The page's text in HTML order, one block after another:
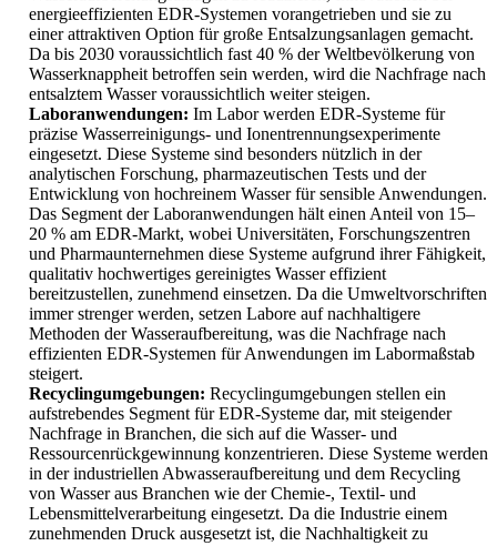
energieeffizienten EDR-Systemen vorangetrieben und sie zu
einer attraktiven Option für große Entsalzungsanlagen gemacht.
Da bis 2030 voraussichtlich fast 40 % der Weltbevölkerung von
Wasserknappheit betroffen sein werden, wird die Nachfrage nach
entsalztem Wasser voraussichtlich weiter steigen.
Laboranwendungen: Im Labor werden EDR-Systeme für
präzise Wasserreinigungs- und Ionentrennungsexperimente
eingesetzt. Diese Systeme sind besonders nützlich in der
analytischen Forschung, pharmazeutischen Tests und der
Entwicklung von hochreinem Wasser für sensible Anwendungen.
Das Segment der Laboranwendungen hält einen Anteil von 15–
20 % am EDR-Markt, wobei Universitäten, Forschungszentren
und Pharmaunternehmen diese Systeme aufgrund ihrer Fähigkeit,
qualitativ hochwertiges gereinigtes Wasser effizient
bereitzustellen, zunehmend einsetzen. Da die Umweltvorschriften
immer strenger werden, setzen Labore auf nachhaltigere
Methoden der Wasseraufbereitung, was die Nachfrage nach
effizienten EDR-Systemen für Anwendungen im Labormaßstab
steigert.
Recyclingumgebungen: Recyclingumgebungen stellen ein
aufstrebendes Segment für EDR-Systeme dar, mit steigender
Nachfrage in Branchen, die sich auf die Wasser- und
Ressourcenrückgewinnung konzentrieren. Diese Systeme werden
in der industriellen Abwasseraufbereitung und dem Recycling
von Wasser aus Branchen wie der Chemie-, Textil- und
Lebensmittelverarbeitung eingesetzt. Da die Industrie einem
zunehmenden Druck ausgesetzt ist, die Nachhaltigkeit zu